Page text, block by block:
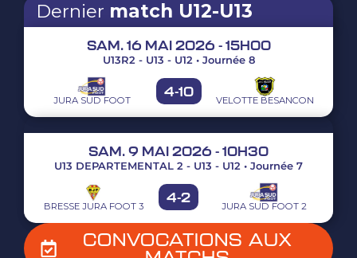
Dernier match U12-U13
SAM. 16 MAI 2026 - 15H00
U13R2 - U13 - U12 • Journée 8
JURA SUD FOOT
4-10
VELOTTE BESANCON
SAM. 9 MAI 2026 - 10H30
U13 DEPARTEMENTAL 2 - U13 - U12 • Journée 7
BRESSE JURA FOOT 3
4-2
JURA SUD FOOT 2
CONVOCATIONS AUX